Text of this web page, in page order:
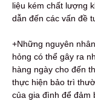
liệu kém chất lượng
dẫn đến các vấn đề
+Những nguyên
hỏng có thể gây ra
hàng ngày cho đến
thực hiện bảo trì
của gia đình để đảm